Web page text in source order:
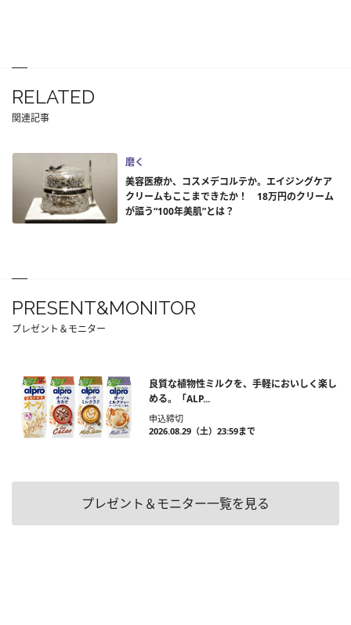
RELATED
関連記事
磨く
美容医療か、コスメデコルテか。エイジングケア
クリームもここまできたか！ 18万円のクリーム
が謳う“100年美肌”とは？
PRESENT&MONITOR
プレゼント＆モニター
良質な植物性ミルクを、手軽においしく楽し
める。「ALP...
申込締切
2026.08.29（土）23:59まで
プレゼント＆モニター一覧を見る